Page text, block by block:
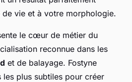
vie et à votre morphologie.
le cœur de métier du
reconnue dans les
et de balayage. Fostyne
les plus subtiles pour créer